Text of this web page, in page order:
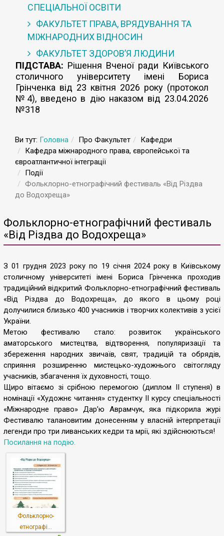
СПЕЦІАЛЬНОЇ ОСВІТИ
ФАКУЛЬТЕТ ПРАВА, ВРЯДУВАННЯ ТА
МІЖНАРОДНИХ ВІДНОСИН
ФАКУЛЬТЕТ ЗДОРОВ’Я ЛЮДИНИ
ПІДСТАВА: Рішення Вченої ради Київського
столичного університету імені Бориса
Грінченка від 23 квітня 2026 року (протокол
№4), введено в дію наказом від 23.04.2026
№318
Ви тут: Головна Про Факультет
Кафедри
Кафедра міжнародного права, європейської та
євроатлантичної інтеграції
Події
Фольклорно-етнографічний фестиваль «Від Різдва
до Водохреща»
Фольклорно-етнографічний фестиваль
«Від Різдва до Водохреща»
З 01 грудня 2023 року по 19 січня 2024 року в Київському
столичному університеті імені Бориса Грінченка проходив
традиційний відкритий Фольклорно-етнографічний фестиваль
«Від Різдва до Водохреща», до якого в цьому році
долучилися близько 400 учасників і творчих колективів з усієї
України.
Метою фестивалю стало: розвиток українського
аматорського мистецтва, відтворення, популяризації та
збереження народних звичаїв, свят, традицій та обрядів,
сприяння розширенню мистецько-художнього світогляду
учасників, збагачення їх духовності, тощо.
Щиро вітаємо зі срібною перемогою (диплом ІІ ступеня) в
номінації «Художнє читання» студентку ІІ курсу спеціальності
«Міжнародне право» Дар’ю Аврамчук, яка підкорила журі
Фестивалю талановитим донесенням у власній інтерпретації
легенди про три ливанських кедри та мрії, які здійснюються!
Посилання на подію.
Фольклорно-
етнографі...